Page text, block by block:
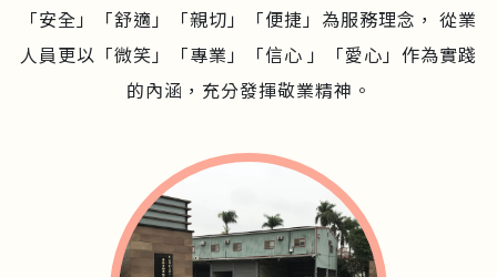
「安全」「舒適」「親切」「便捷」為服務理念， 從業
人員更以「微笑」「專業」「信心 」「愛心」作為實踐
的內涵，充分發揮敬業精神。